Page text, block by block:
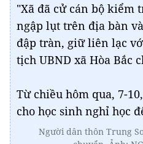
"Xã đã cử cán bộ kiểm
ngập lụt trên địa bàn
đập tràn, giữ liên lạc
tịch UBND xã Hòa Bắc
Từ chiều hôm qua, 7-
cho học sinh nghỉ học
Người dân thôn Trung